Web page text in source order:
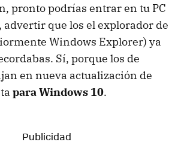
pronto podrías entrar en tu PC
advertir que los el explorador de
Windows Explorer) ya
Sí, porque los de
en nueva actualización de
para Windows 10.